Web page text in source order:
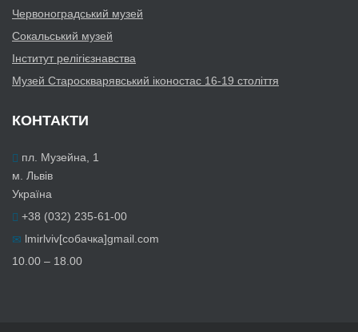
Червоноградський музей
Сокальський музей
Інститут релігієзнавства
Музей Староскварявський іконостас 16-19 cтоліття
КОНТАКТИ
пл. Музейна, 1
м. Львів
Україна
+38 (032) 235-61-00
lmirlviv[собачка]gmail.com
10.00 – 18.00